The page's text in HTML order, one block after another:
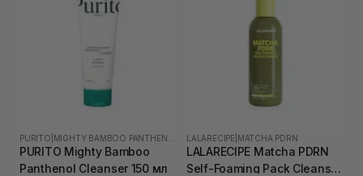
PURITO
PURITO Mighty Bamboo
Panthenol Cleanser 150 мл
LALARECIPE MATCHA PDRN
LALARECIPE Matcha PDRN
Self-Foaming Pack Cleanser